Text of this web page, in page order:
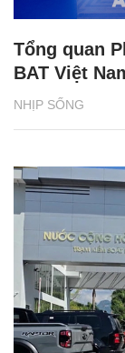
NHỊP SỐNG
Tổng quan
BAT Việt